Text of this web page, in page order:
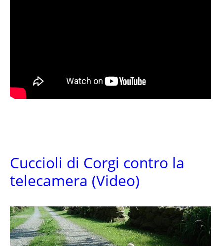
Cuccioli di Corgi contro la
telecamera (Video)